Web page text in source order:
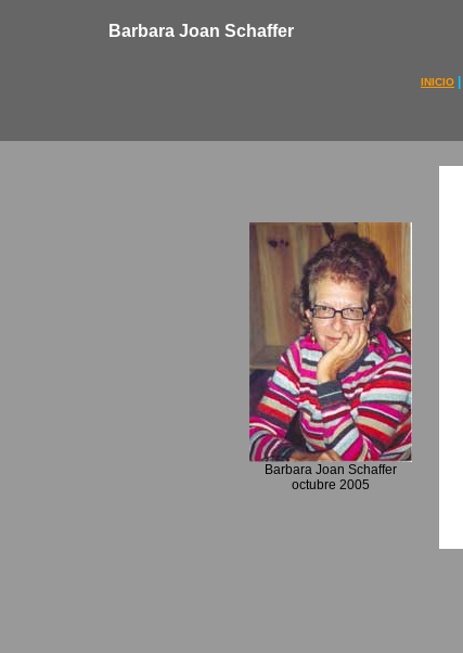
Barbara Joan Schaffer
octubre 2005
Barbara Joan Schaffer
INICIO